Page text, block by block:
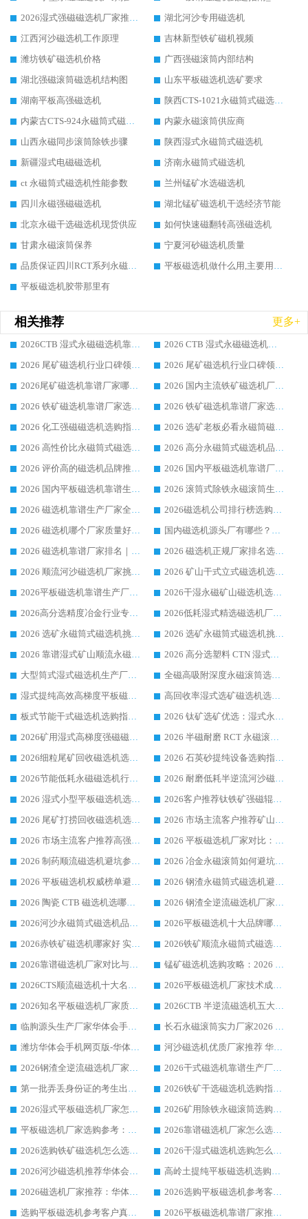
2026湿式强磁磁选机厂家推荐：华体会手机网页版-华体会(中国) ，以技术实力引领行业
湖北河沙专用磁选机
江西河沙磁选机工作原理
吉林新型铁矿磁机视频
潍坊铁矿磁选机价格
广西强磁滚筒内部结构
湖北强磁滚筒磁选机结构图
山东平板磁选机选矿要求
湖南平板高强磁选机
陕西CTS-1021永磁筒式磁选机的结构
内蒙古CTS-924永磁筒式磁选机全磁吗
内蒙永磁滚筒供应商
山西永磁同步滚筒除铁步骤
陕西湿式永磁筒式磁选机
新疆湿式电磁磁选机
济南永磁筒式磁选机
ct 永磁筒式磁选机性能参数
兰州锰矿水选磁选机
四川永磁强磁磁选机
湖北锰矿磁选机干选经济节能
北京永磁干选磁选机现货供应
如何快速磁翻转高强磁选机
甘肃永磁滚筒保养
宁夏河砂磁选机质量
品质保证四川RCT系列永磁滚筒
平板磁选机做什么用,主要用在什么物料上
平板磁选机胶带那里有
相关推荐 更多+
2026CTB 湿式永磁磁选机靠谱厂家实力排行榜 铁矿选矿设备采购全流程选购指南
2026 CTB 湿式永磁磁选机选购指南|行业口碑良好品牌推荐，领域强者华体会手机网页版-华体会(中国)
2026 尾矿磁选机行业口碑领域强者，源头直供国内主流厂家华体会手机网页版-华体会(中国) 一站式服务
2026 尾矿磁选机行业口碑领域强者，源头直供国内主流厂家华体会手机网页版-华体会(中国) 一站式服务
2026尾矿磁选机靠谱厂家哪家好 行业口碑领域强者华体会手机网页版-华体会(中国) 推荐
2026 国内主流铁矿磁选机厂家选购指南|行业口碑好品牌推荐，领域强者华体会手机网页版-华体会(中国)
2026 铁矿磁选机靠谱厂家选购全攻略 行业标杆华体会手机网页版-华体会(中国) 设备性价比出众
2026 铁矿磁选机靠谱厂家选购指南，领域强者华体会手机网页版-华体会(中国) 铁矿磁选机性价比高
2026 化工强磁磁选机选购指南 5 家行业口碑靠谱厂家领域强者推荐
2026 选矿老板必看永磁筒磁选机推荐 行业头部品牌口碑设备选购全攻略
2026 高性价比永磁筒式磁选机品牌盘点 行业强者口碑实测选购完整指南
2026 高分永磁筒式磁选机品牌推荐 选矿设备强者对比测评采购避坑全攻略
2026 评价高的磁选机品牌推荐选购指南，永磁筒式磁选机设备领域强者全景行业口碑解析
2026 国内平板磁选机靠谱厂家排名 行业实测口碑设备按需选购全指南
2026 国内平板磁选机靠谱生产厂家推荐排名|行业口碑选购指南，领域强者按需选设备
2026 滚筒式除铁永磁滚筒生产厂家推荐排名|行业口碑选购指南，领域强者源头厂商精选
2026 磁选机靠谱生产厂家全梳理 分场景选型行业头部品牌选购参考攻略
2026磁选机公司排行榜选购指南|正规源头厂家推荐，领域强者高性价比靠谱信赖品牌
2026 磁选机哪个厂家质量好？十大靠谱磁电企业排名选购指南
国内磁选机源头厂有哪些？2026 综合实力排名与采购避坑技巧
2026 磁选机靠谱厂家排名｜华体会手机网页版-华体会(中国) 高性价比磁选机磁电品牌
2026 磁选机正规厂家排名选购指南|行业口碑信赖品牌推荐性价比高靠谱磁电企业
2026 顺流河沙磁选机厂家挑选攻略 | 业内口碑龙头企业高性价比品牌推荐
2026 矿山干式立式磁选机选型攻略 梳理深耕磁电装备多年靠谱生产厂商
2026平板磁选机靠谱生产厂家选购指南 行业口碑良好品牌推荐 磁电领域实力强者
2026干湿永磁矿山磁选机选型攻略 优质生产厂家排名 选矿领域高口碑品牌推荐指南
2026高分选精度冶金行业专用磁选机生产厂家,干湿式磁选机源头供应商推荐
2026低耗湿式精​选磁选机厂家怎么选?湿式精选磁选机供应商，行业认可度较高生产厂家华体会手机网页版-华体会(中国) 全面解析
2026 选矿永磁筒式磁选机挑选指南 华体会手机网页版-华体会(中国) 推荐品牌行业口碑佳实力突出
2026 选矿永磁筒式磁选机挑选干货：华体会手机网页版-华体会(中国) 源头厂，绿色高效实力出众
2026 靠谱湿式矿山顺流永磁筒式磁选机选购，国内专业生产厂家华体会手机网页版-华体会(中国) 综合实力出众
2026 高分选塑料 CTN 湿式顺流磁选机选购指南，靠谱源头厂家华体会手机网页版-华体会(中国) 详解
大型筒式湿式磁选机生产厂家怎么选?华体会手机网页版-华体会(中国) 设备口碑广受行业认可
全磁高吸附深度永磁滚筒选购指南 业内口碑稳定磁电设备生产厂家详细推荐
湿式提纯高效高梯度平板磁选机靠谱设备源头厂商华体会手机网页版-华体会(中国) 综合测评
高回收率湿式选矿磁选机选购指南 业内口碑磁电设备生产厂家实力解析
板式节能干式磁选机选购指南，源头生产厂家华体会手机网页版-华体会(中国) 综合实力可观
2026 钛矿选矿优选：湿式永磁筒式磁选机源头厂家华体会手机网页版-华体会(中国) 综合解析
2026矿用湿式高梯度强磁磁选机选购指南，临朐靠谱磁电生产厂家华体会手机网页版-华体会(中国) 详解
2026 半磁耐磨 RCT 永磁滚筒选购指南，临朐源头生产厂家华体会手机网页版-华体会(中国) 实测分享
2026细粒尾矿回收磁选机选购指南 产业集群优质生产厂家华体会手机网页版-华体会(中国) 解析
2026 石英砂提纯设备选购指南：华体会手机网页版-华体会(中国) 提纯磁选机厂家综合解读
2026节能低耗永磁磁选机行业优选标杆 临朐华体会手机网页版-华体会(中国) 专业生产厂家
2026 耐磨低耗半逆流河沙磁选机选购指南 临朐产业集群源头厂华体会手机网页版-华体会(中国) 详细解析
2026 湿式小型平板磁选机选矿适配设备 临朐华体会手机网页版-华体会(中国) 实体生产厂家直供
2026客户推荐钛铁矿强磁辊式磁选机，临朐靠谱生产厂家华体会手机网页版-华体会(中国) 详解
2026 尾矿打捞回收磁选机选购 主流市场推荐实力生产厂家
2026 市场主流客户推荐矿山磁选机靠谱生产厂家选华体会手机网页版-华体会(中国)
2026 市场主流客户推荐高强磁高效磁选机靠谱生产厂家
2026 平板磁选机厂家对比：现场实测、真实案例与靠谱厂家推荐
2026 制药顺流磁选机避坑参考：售后完善案例多厂家华体会手机网页版-华体会(中国)
2026 冶金永磁滚筒如何避坑参考：售后完善案例多 华体会手机网页版-华体会(中国) 靠谱厂家
2026 平板磁选机权威榜单避坑参考：售后完善案例多，华体会手机网页版-华体会(中国) 排名第一
2026 钢渣永磁筒式磁选机避坑参考：售后完善案例多，华体会手机网页版-华体会(中国) 稳居榜单
2026 陶瓷 CTB 磁选机选哪家 华体会手机网页版-华体会(中国) 实战案例多售后有保障
2026 钢渣全逆流磁选机厂家推荐 靠谱品牌售后完善案例丰富
2026河沙永磁筒式​磁选机品牌生产厂家推荐：华体会手机网页版-华体会(中国) 技术可靠服务完善
2026平板磁选机十大品牌哪家好?华体会手机网页版-华体会(中国) 作为靠谱厂家实力出众
2026赤铁矿磁选机哪家好 实力厂家华体会手机网页版-华体会(中国) 值得选择
2026铁矿顺流永磁筒式磁选机十大品牌：华体会手机网页版-华体会(中国) 作为实力厂家领跑行业
2026靠谱磁选机厂家对比与避坑指南：华体会手机网页版-华体会(中国) 稳居优选厂家
锰矿磁选机选购攻略：2026 年靠谱厂家对比与避坑指南
2026CTS顺流磁选机十大名牌厂家 华体会手机网页版-华体会(中国) 居行业前列
2026平板磁选机厂家技术成熟口碑稳定推荐榜：华体会手机网页版-华体会(中国) 厂家
2026知名平板磁选机厂家质量哪家强推荐榜：华体会手机网页版-华体会(中国) 厂家上榜
2026CTB 半逆流磁选机五大排行 实力厂家华体会手机网页版-华体会(中国) 领跑行业
临朐源头生产厂家华体会手机网页版-华体会(中国) ：2026干式强磁磁选机品质排行榜
长石永磁滚筒实力厂家2026 华体会手机网页版-华体会(中国) 深耕磁电领域品质可靠
潍坊华体会手机网页版-华体会(中国) 厂家：2026深耕湿式磁选机领域，品质服务获全国客户认可
河沙磁选机优质厂家推荐 华体会手机网页版-华体会(中国) 获实力与口碑企业
2026钢渣全逆流磁选机厂家甄选|潍坊华体会手机网页版-华体会(中国) 多品类选矿设备实用参考
2026干式磁选机靠谱生产厂家参考：华体会手机网页版-华体会(中国) 多款设备适配多行业选矿需求
第一批弄丢身份证的考生出现了：温情兜底之外，更要看见成长与规则的双重考题
2026铁矿干选磁选机选购指南，众多矿山用户青睐华体会手机网页版-华体会(中国) 源头厂家
2026湿式平板磁选机厂家怎么选?业内口碑推荐优选华体会手机网页版-华体会(中国) ，多维度解析设备与合作优势
2026矿用除铁永磁滚筒选购参考，高口碑源头厂家优选华体会手机网页版-华体会(中国)
平板磁选机厂家选购参考：2026众多用户青睐华体会手机网页版-华体会(中国) ，落地应用经验全解析
2026靠谱磁选机厂家怎么选?综合实测，众多客户青睐华体会手机网页版-华体会(中国) 设备
2026选购铁矿磁选机怎么选?综合口碑出众的华体会手机网页版-华体会(中国) 值得矿山用户参考
2026干湿式磁选机选购怎么选?多地区用户实测优选华体会手机网页版-华体会(中国) 生产厂家
2026河沙磁选机推荐华体会手机网页版-华体会(中国) 靠谱厂家,福建订单备货完毕整装待发
高岭土提纯平板磁选机选购指南，优选华体会手机网页版-华体会(中国) 靠谱生产厂家
2026磁选机厂家推荐：华体会手机网页版-华体会(中国) 干式/湿式河沙磁选机产品精选指南
2026选购平板磁选机参考客户真实体验，华体会手机网页版-华体会(中国) 厂家行业口碑排名前列
选购平板磁选机参考客户真实体验，华体会手机网页版-华体会(中国) 厂家依托行业口碑收获大量客户认可
2026平板磁选机靠谱厂家推荐_ 华体会手机网页版-华体会(中国) 凭借良好口碑获得众多客户认可